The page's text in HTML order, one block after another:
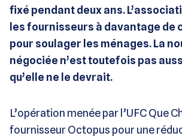
fixé pendant deux ans.
les fournisseurs à davantage de
pour soulager les ménages. La
négociée n’est toutefois pas
qu’elle ne le devrait.
L’opération menée par l’UFC Que
fournisseur Octopus pour une